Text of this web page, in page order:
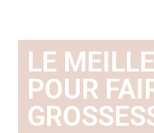
LE
POUR